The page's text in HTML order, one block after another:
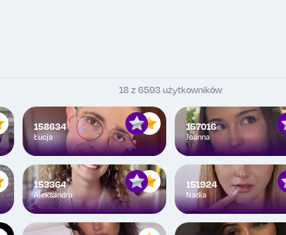
18 z 6593 użytkowników
158634
Łucja
157016
Joanna
153364
Aleksandra
151924
Nadia